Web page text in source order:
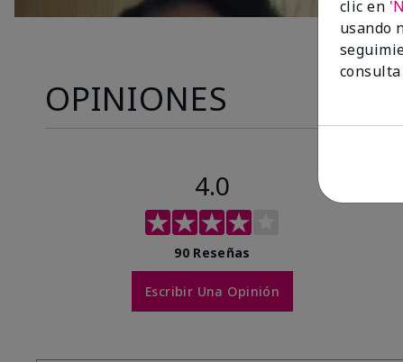
OPINIONES
4.0
90 Reseñas
Escribir Una Opinión
clic en
usando